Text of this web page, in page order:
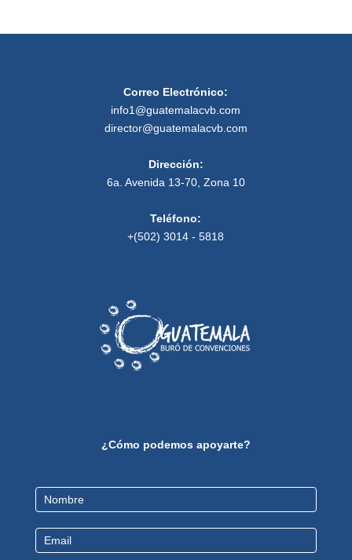
Correo Electrónico:
info1@guatemalacvb.com
director@guatemalacvb.com
Dirección:
6a. Avenida 13-70, Zona 10
Teléfono:
+(502) 3014 - 5818
¿Cómo podemos apoyarte?
Contact
Us